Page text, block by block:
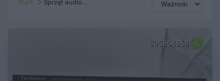
Start Sprzęt audio...
505864868